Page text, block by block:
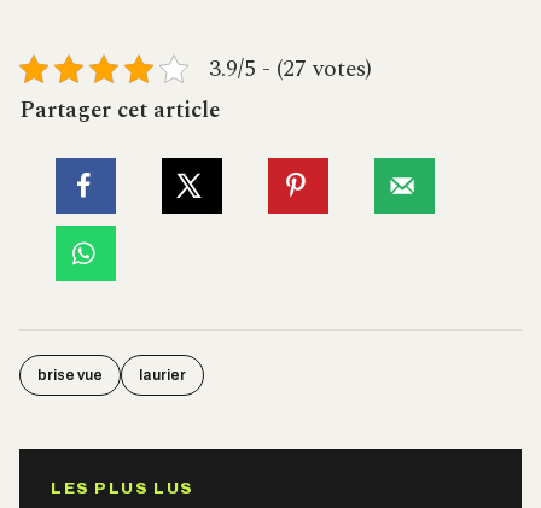
3.9/5 - (27 votes)
Partager cet article
brise vue laurier
LES PLUS LUS